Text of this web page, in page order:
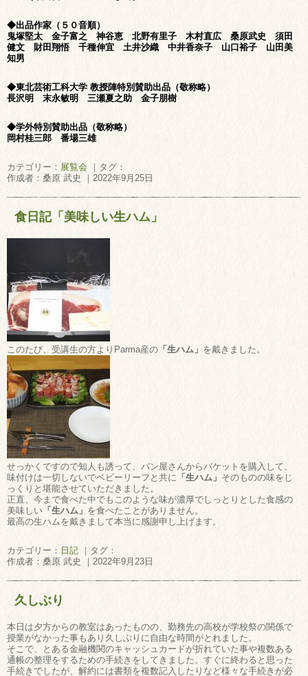
◆出品作家（５０音順）
鬼塚堅太 金子富之 神谷恵 北野有里子 木村直広 桑原武史 須田
健文 財田翔悟 千種伸宜 土井沙織 中井香奈子 山口裕子 山田美
知男
◆東北芸術工科大学 教授陣特別賛助出品（敬称略）
長沢明 末永敏明 三瀬夏之助 金子朋樹
◆学外特別賛助出品（敬称略）
岡村桂三郎 番場三雄
カテゴリー： 展覧会 ｜タグ：
作成者：桑原 武史 ｜2022年9月25日
食日記「美味しい生ハム」
このたび、受講生の方よりParma産の 「生ハム」 を戴きました。
せっかくですので知人も誘って、パン屋さんからバケットを購入して、
味付けは一切しないでベビーリーフと共に 「生ハム」 そのものの味をじ
っくりと堪能させていただきました。
正直、今まで食べた中でもこのような味が濃厚でしっとりとした食感の
美味しい 「生ハム」 を食べたことがありません。
最高の生ハムを戴きまして本当に感謝申し上げます。
カテゴリー： 日記 ｜タグ：
作成者：桑原 武史 ｜2022年9月23日
久しぶり
本日は夕方からの教室はあったものの、勤務先の高校が学校祭の関係で
授業がなかった事もあり久しぶりに自由な時間がとれました。
そこで、とある金融機関のキャッシュカードが折れていた事や複数ある
通帳の整理をするための手続きをしてきました。すぐに終わると思った
手続きでしたが、解約には書類を複数記入したりなど様々な手続きが必